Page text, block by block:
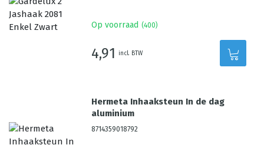
Op voorraad (400)
4,91 incl. BTW
Hermeta Inhaaksteun In de dag
aluminium
8714359018792